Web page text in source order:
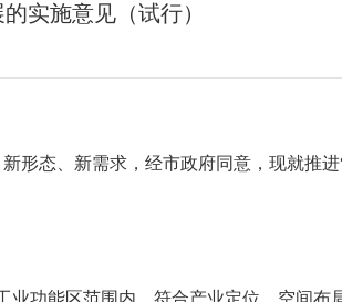
实施意见（试行）
态、新需求，经市政府同意，现就推进“
功能区范围内，符合产业定位、空间布